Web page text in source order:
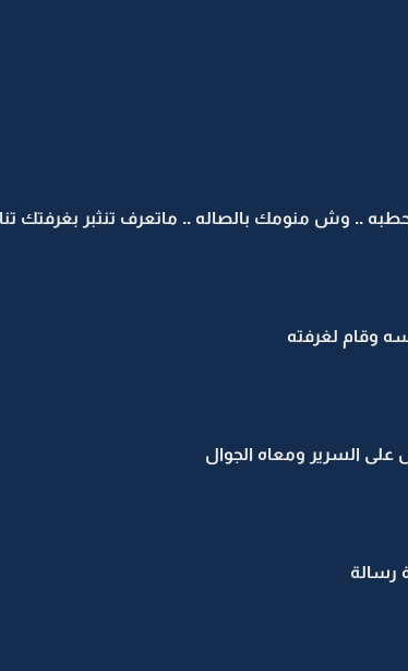
.. وش منومك بالصاله .. ماتعرف تنثبر بغرفتك
وقام لغرفته
السرير ومعاه الجوال
رسالة